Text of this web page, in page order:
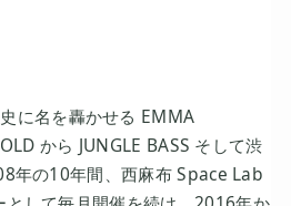
に名を轟かせる EMMA
から JUNGLE BASS そして渋
年の10年間、西麻布 Space Lab